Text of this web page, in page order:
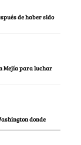
de haber sido
Mejía para luchar
donde